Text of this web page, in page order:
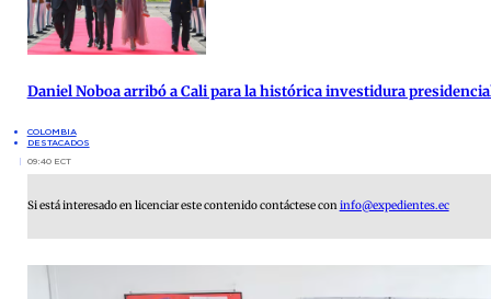
Daniel Noboa arribó a Cali para la histórica investidura
COLOMBIA
DESTACADOS
09:40 ECT
Si está interesado en licenciar este contenido contáctese coninfo@expedientes.ec